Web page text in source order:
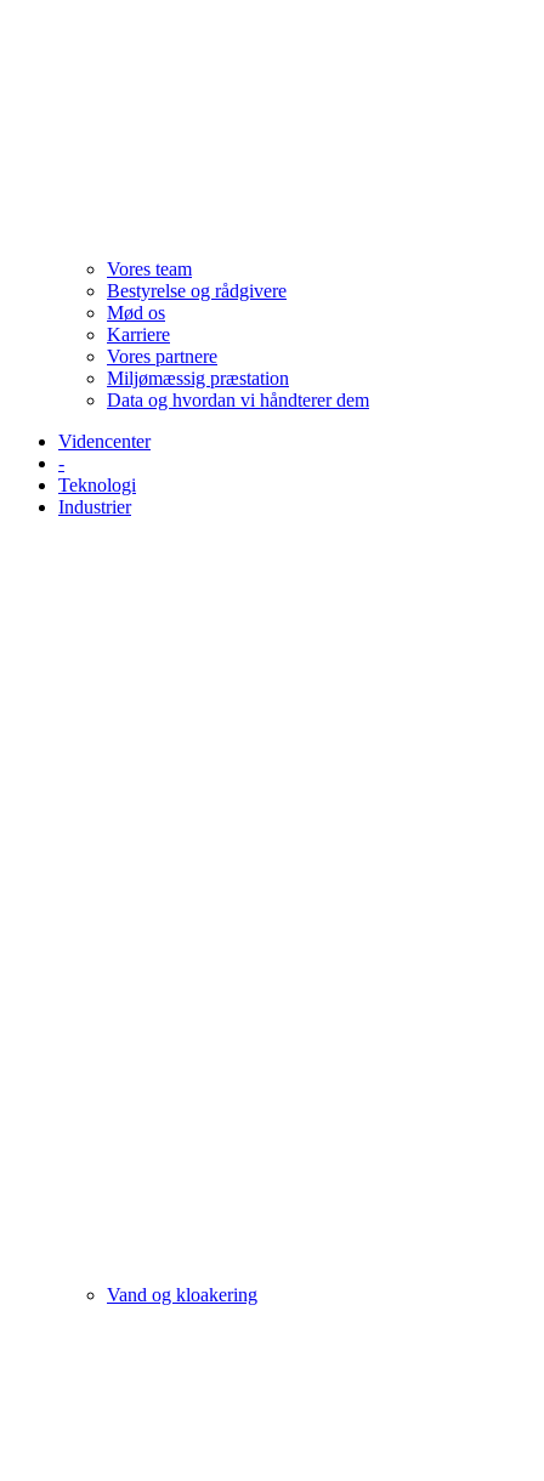
Vores team
Bestyrelse og rådgivere
Mød os
Karriere
Vores partnere
Miljømæssig præstation
Data og hvordan vi håndterer dem
Videncenter
-
Teknologi
Industrier
Vand og kloakering